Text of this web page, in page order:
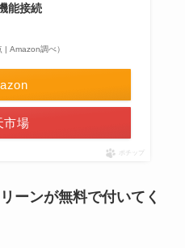
能接続
| Amazon調べ）
市場
ポチップ
ーンが無料で付いてく